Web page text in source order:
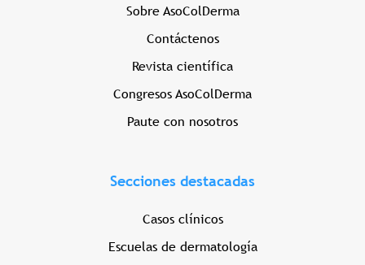
Sobre AsoColDerma
Contáctenos
Revista científica
Congresos AsoColDerma
Paute con nosotros
Secciones destacadas
Casos clínicos
Escuelas de dermatología